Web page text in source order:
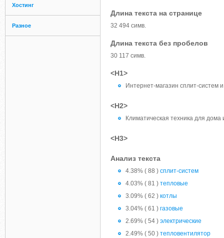
Хостинг
Разное
Длина текста на странице
32 494 симв.
Длина текста без пробелов
30 117 симв.
<H1>
Интернет-магазин сплит-систем
<H2>
Климатическая техника для дома
<H3>
Анализ текста
4.38% ( 88 ) сплит-систем
4.03% ( 81 ) тепловые
3.09% ( 62 ) котлы
3.04% ( 61 ) газовые
2.69% ( 54 ) электрические
2.49% ( 50 ) тепловентилятор